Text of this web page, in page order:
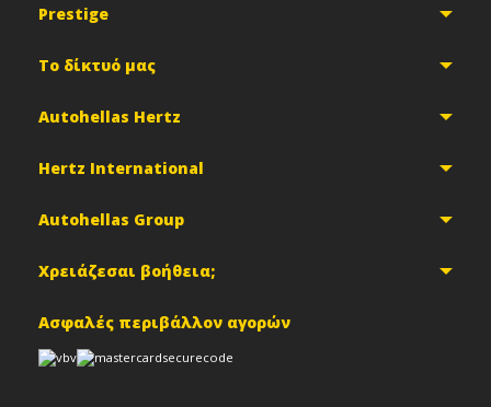
Prestige
Το δίκτυό μας
Autohellas Hertz
Hertz International
Autohellas Group
Χρειάζεσαι βοήθεια;
Ασφαλές περιβάλλον αγορών